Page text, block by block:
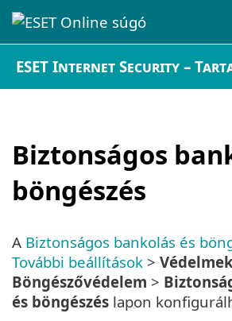
ESET Internet Security –
Biztonságos
böngészés
A Biztonságos bankolás és
További beállítások >
Böngészővédelem >
és böngészés lapon